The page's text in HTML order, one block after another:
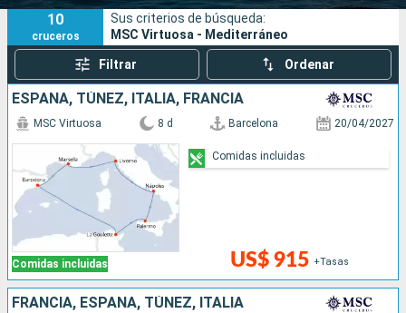
Buscar
10
cruceros
Sus criterios de búsqueda:
MSC Virtuosa - Mediterráneo
Filtrar Ordenar
ESPAÑA, TÚNEZ, ITALIA, FRANCIA
Comidas incluidas
MSC Virtuosa 8 d Barcelona 20/04/2027
US$ 915 +Tasas
Comidas incluidas
FRANCIA, ESPAÑA, TÚNEZ, ITALIA